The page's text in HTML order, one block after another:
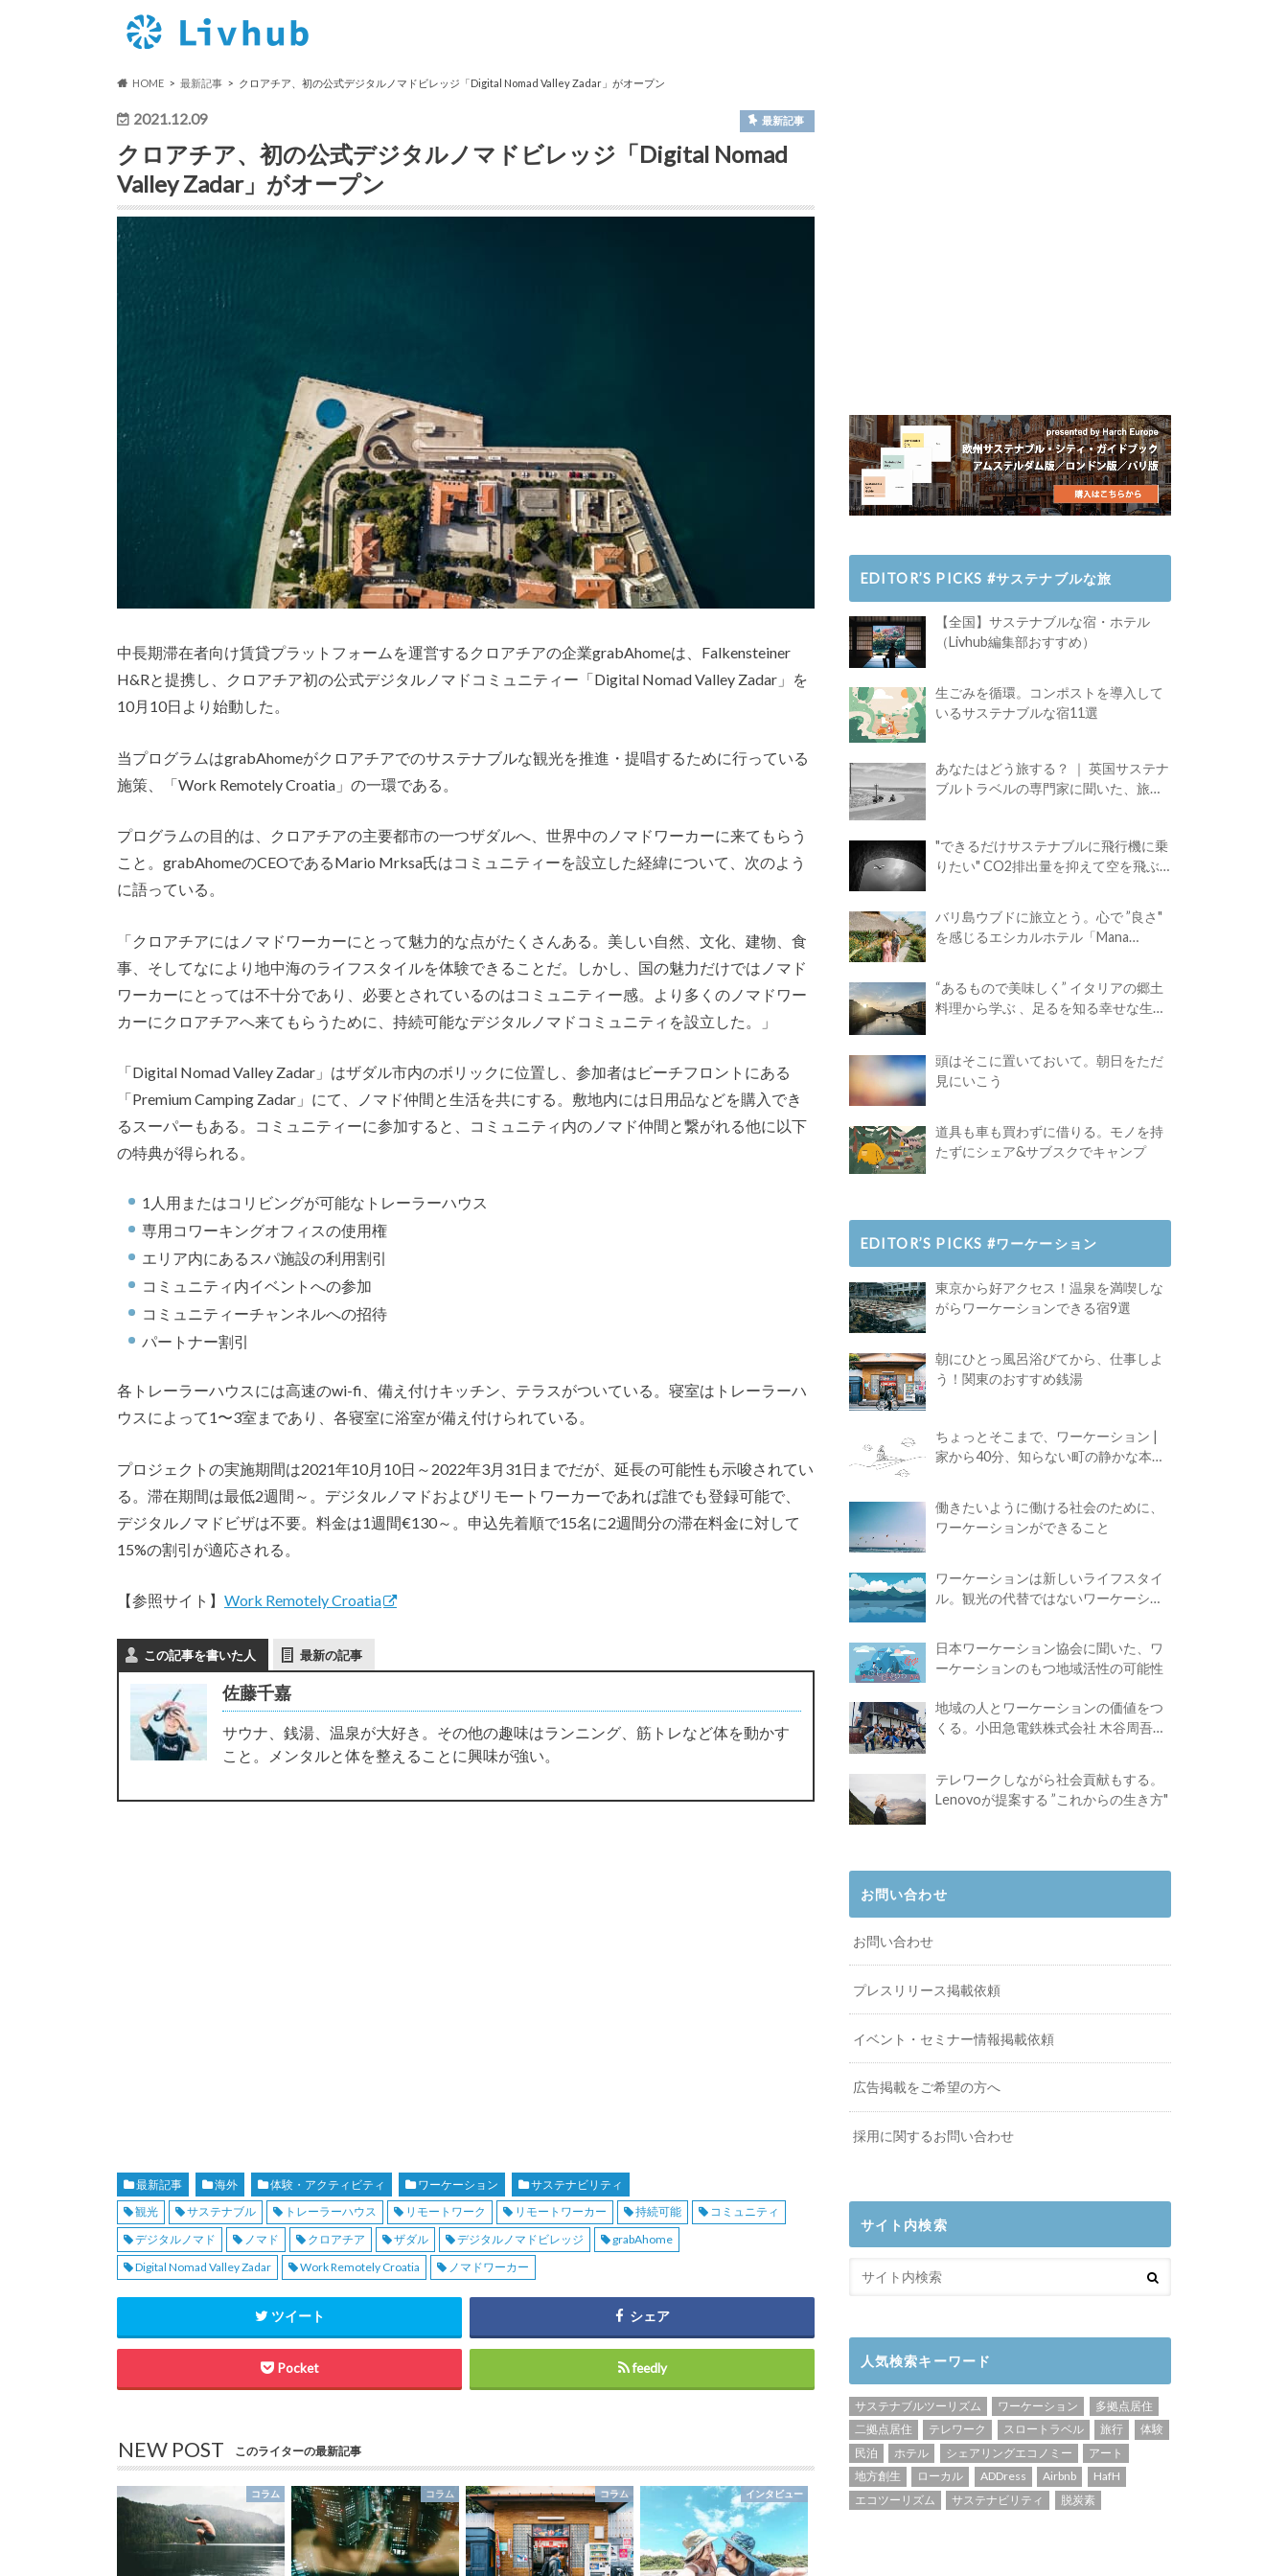
HOME 最新記事 クロアチア、初の公式デジタルノマドビレッジ「Digital Nomad Valley Zadar」がオープン
2021.12.09 最新記事
クロアチア、初の公式デジタルノマドビレッジ「Digital Nomad
Valley Zadar」がオープン
中長期滞在者向け賃貸プラットフォームを運営するクロアチアの企業grabAhomeは、Falkensteiner
H&Rと提携し、クロアチア初の公式デジタルノマドコミュニティー「Digital Nomad Valley Zadar」を
10月10日より始動した。
当プログラムはgrabAhomeがクロアチアでのサステナブルな観光を推進・提唱するために行っている
施策、「Work Remotely Croatia」の一環である。
プログラムの目的は、クロアチアの主要都市の一つザダルへ、世界中のノマドワーカーに来てもらう
こと。grabAhomeのCEOであるMario Mrksa氏はコミュニティーを設立した経緯について、次のよう
に語っている。
「クロアチアにはノマドワーカーにとって魅力的な点がたくさんある。美しい自然、文化、建物、食
事、そしてなにより地中海のライフスタイルを体験できることだ。しかし、国の魅力だけではノマド
ワーカーにとっては不十分であり、必要とされているのはコミュニティー感。より多くのノマドワー
カーにクロアチアへ来てもらうために、持続可能なデジタルノマドコミュニティを設立した。」
「Digital Nomad Valley Zadar」はザダル市内のボリックに位置し、参加者はビーチフロントにある
「Premium Camping Zadar」にて、ノマド仲間と生活を共にする。敷地内には日用品などを購入でき
るスーパーもある。コミュニティーに参加すると、コミュニティ内のノマド仲間と繋がれる他に以下
の特典が得られる。
1人用またはコリビングが可能なトレーラーハウス
専用コワーキングオフィスの使用権
エリア内にあるスパ施設の利用割引
コミュニティ内イベントへの参加
コミュニティーチャンネルへの招待
パートナー割引
各トレーラーハウスには高速のwi-fi、備え付けキッチン、テラスがついている。寝室はトレーラーハ
ウスによって1〜3室まであり、各寝室に浴室が備え付けられている。
プロジェクトの実施期間は2021年10月10日～2022年3月31日までだが、延長の可能性も示唆されてい
る。滞在期間は最低2週間～。デジタルノマドおよびリモートワーカーであれば誰でも登録可能で、
デジタルノマドビザは不要。料金は1週間€130～。申込先着順で15名に2週間分の滞在料金に対して
15%の割引が適応される。
【参照サイト】 Work Remotely Croatia
この記事を書いた人 最新の記事
佐藤千嘉
サウナ、銭湯、温泉が大好き。その他の趣味はランニング、筋トレなど体を動かす
こと。メンタルと体を整えることに興味が強い。
最新記事 海外 体験・アクティビティ ワーケーション
サステナビリティ
観光
サステナブル トレーラーハウス リモートワーク リモートワーカー 持続可能
コミュニティ
デジタルノマド
ノマド クロアチア ザダル デジタルノマドビレッジ
grabAhome
Digital Nomad Valley Zadar
Work Remotely Croatia ノマドワーカー
ツイート シェア
Pocket feedly
NEW POST このライターの最新記事
コラム コラム コラム インタビュー
EDITOR’S PICKS #サステナブルな旅
【全国】サステナブルな宿・ホテル
（Livhub編集部おすすめ）
生ごみを循環。コンポストを導入して
いるサステナブルな宿11選
あなたはどう旅する？ ｜ 英国サステナ
ブルトラベルの専門家に聞いた、旅の
"できるだけサステナブルに飛行機に乗
りたい" CO2排出量を抑えて空を飛ぶ
バリ島ウブドに旅立とう。心で ”良さ"
を感じるエシカルホテル「Mana
“あるもので美味しく” イタリアの郷土
料理から学ぶ 、足るを知る幸せな生き
頭はそこに置いておいて。朝日をただ
見にいこう
道具も車も買わずに借りる。モノを持
たずにシェア&サブスクでキャンプ
EDITOR’S PICKS #ワーケーション
東京から好アクセス！温泉を満喫しな
がらワーケーションできる宿9選
朝にひとっ風呂浴びてから、仕事しよ
う！関東のおすすめ銭湯
ちょっとそこまで、ワーケーション |
家から40分、知らない町の静かな本屋
働きたいように働ける社会のために、
ワーケーションができること
ワーケーションは新しいライフスタイ
ル。観光の代替ではないワーケーショ
日本ワーケーション協会に聞いた、ワ
ーケーションのもつ地域活性の可能性
地域の人とワーケーションの価値をつ
くる。小田急電鉄株式会社 木谷周吾さ
テレワークしながら社会貢献もする。
Lenovoが提案する ”これからの生き方"
お問い合わせ
お問い合わせ
プレスリリース掲載依頼
イベント・セミナー情報掲載依頼
広告掲載をご希望の方へ
採用に関するお問い合わせ
サイト内検索
人気検索キーワード
サステナブルツーリズム ワーケーション
多拠点居住
二拠点居住
テレワーク スロートラベル 旅行
体験
民泊
ホテル シェアリングエコノミー
アート
地方創生
ローカル ADDress Airbnb
HafH
エコツーリズム
サステナビリティ 脱炭素